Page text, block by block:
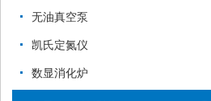
无油真空泵
凯氏定氮仪
数显消化炉